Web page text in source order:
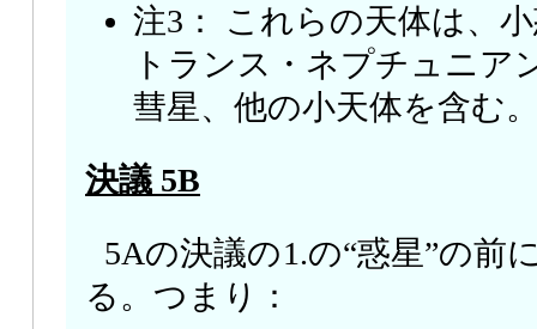
注3： これらの天体は、
トランス・ネプチュニア
彗星、他の小天体を含む
決議 5B
5Aの決議の1.の“惑星”の前
る。つまり：